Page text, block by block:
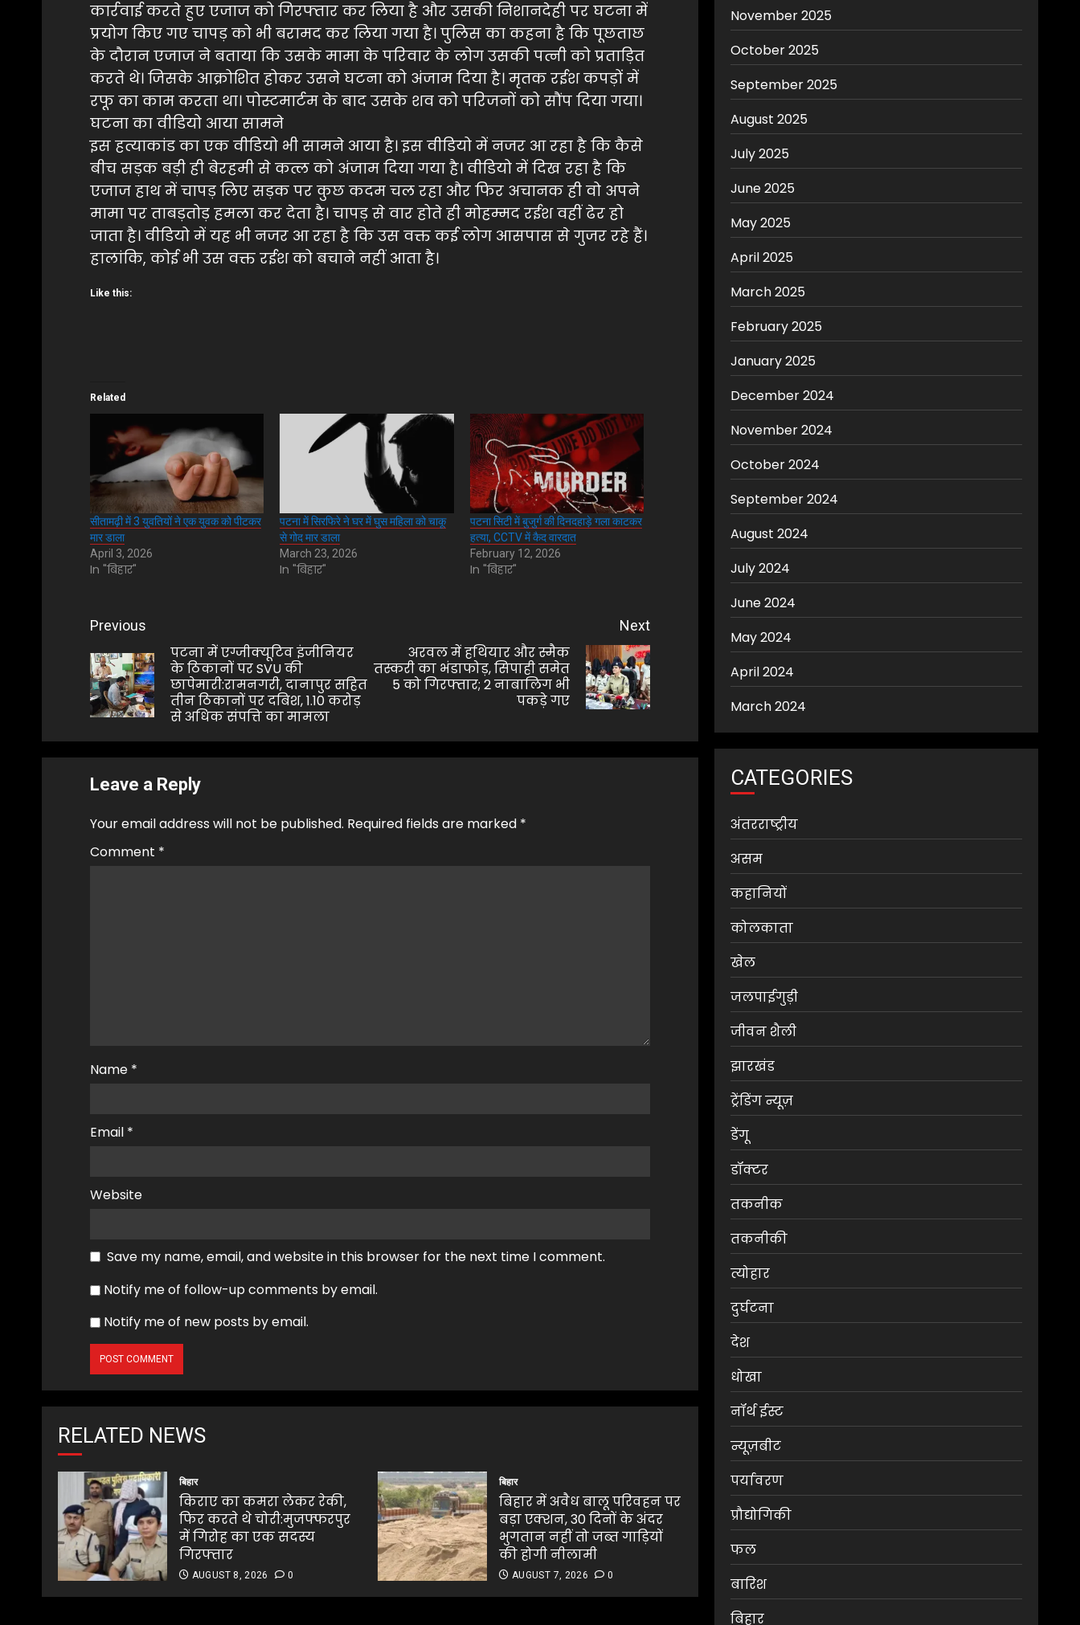
कार्रवाई करते हुए एजाज को गिरफ्तार कर लिया है और उसकी निशानदेही पर घटना में
प्रयोग किए गए चापड़ को भी बरामद कर लिया गया है। पुलिस का कहना है कि पूछताछ
के दौरान एजाज ने बताया कि उसके मामा के परिवार के लोग उसकी पत्नी को प्रताड़ित
करते थे। जिसके आक्रोशित होकर उसने घटना को अंजाम दिया है। मृतक रईश कपड़ों में
रफू का काम करता था। पोस्टमार्टम के बाद उसके शव को परिजनों को सौंप दिया गया।
घटना का वीडियो आया सामने
इस हत्याकांड का एक वीडियो भी सामने आया है। इस वीडियो में नजर आ रहा है कि कैसे
बीच सड़क बड़ी ही बेरहमी से कत्ल को अंजाम दिया गया है। वीडियो में दिख रहा है कि
एजाज हाथ में चापड़ लिए सड़क पर कुछ कदम चल रहा और फिर अचानक ही वो अपने
मामा पर ताबड़तोड़ हमला कर देता है। चापड़ से वार होते ही मोहम्मद रईश वहीं ढेर हो
जाता है। वीडियो में यह भी नजर आ रहा है कि उस वक्त कई लोग आसपास से गुजर रहे हैं।
हालांकि, कोई भी उस वक्त रईश को बचाने नहीं आता है।
Like this:
Related
सीतामढ़ी में 3 युवतियों ने एक युवक को पीटकर
मार डाला
April 3, 2026
In "बिहार"
पटना में सिरफिरे ने घर में घुस महिला को चाकू
से गोद मार डाला
March 23, 2026
In "बिहार"
पटना सिटी में बुजुर्ग की दिनदहाड़े गला काटकर
हत्या, CCTV में कैद वारदात
February 12, 2026
In "बिहार"
Post
navigation
Previous
Previous
पटना में एग्जीक्यूटिव इंजीनियर
के ठिकानों पर SVU की
छापेमारी:रामनगरी, दानापुर सहित
तीन ठिकानों पर दबिश, 1.10 करोड़
से अधिक संपत्ति का मामला
Next
Next
post:
अरवल में हथियार और स्मैक
तस्करी का भंडाफोड़, सिपाही समेत
5 को गिरफ्तार; 2 नाबालिग भी
पकड़े गए
Leave a Reply
Your email address will not be published. Required fields are marked *
Comment *
Name *
Email *
Website
Save my name, email, and website in this browser for the next time I comment.
Notify me of follow-up comments by email.
Notify me of new posts by email.
RELATED NEWS
बिहार
किराए का कमरा लेकर रेकी,
फिर करते थे चोरी:मुजफ्फरपुर
में गिरोह का एक सदस्य
गिरफ्तार
AUGUST 8, 2026 0
बिहार
बिहार में अवैध बालू परिवहन पर
बड़ा एक्शन, 30 दिनों के अंदर
भुगतान नहीं तो जब्त गाड़ियों
की होगी नीलामी
AUGUST 7, 2026 0
November 2025
October 2025
September 2025
August 2025
July 2025
June 2025
May 2025
April 2025
March 2025
February 2025
January 2025
December 2024
November 2024
October 2024
September 2024
August 2024
July 2024
June 2024
May 2024
April 2024
March 2024
CATEGORIES
अंतरराष्ट्रीय
असम
कहानियों
कोलकाता
खेल
जलपाईगुड़ी
जीवन शैली
झारखंड
ट्रेंडिंग न्यूज़
डेंगू
डॉक्टर
तकनीक
तकनीकी
त्योहार
दुर्घटना
देश
धोखा
नॉर्थ ईस्ट
न्यूज़बीट
पर्यावरण
प्रौद्योगिकी
फल
बारिश
बिहार